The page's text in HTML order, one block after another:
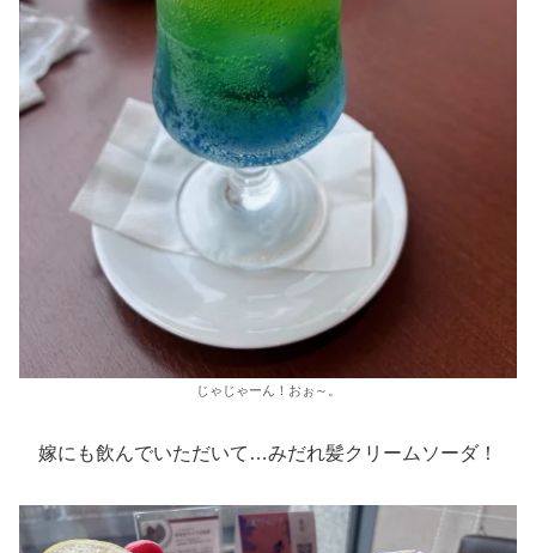
じゃじゃーん！おぉ～。
嫁にも飲んでいただいて…みだれ髪クリームソーダ！